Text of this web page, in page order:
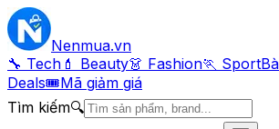
Nenmua.vn
🔧 Tech 💄 Beauty👗 Fashion🏃 Sport
Deals🎟Mã giảm giá
Tìm kiếm🔍